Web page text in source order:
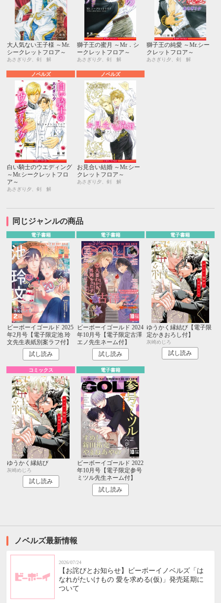
大人気ない王子様 ～Mr.
シークレットフロア～
あさぎり夕、剣 解
獅子王の蜜月 ～Mr．シ
ークレットフロア～
あさぎり夕、剣 解
獅子王の純愛 ～Mr.シー
クレットフロア～
あさぎり夕、剣 解
ノベルズ
白い騎士のウエディング
～Mr.シークレットフロ
ア～
あさぎり夕、剣 解
ノベルズ
お見合い結婚 ～Mr.シー
クレットフロア～
あさぎり夕、剣 解
同じジャンルの商品
電子書籍
ビーボーイゴールド 2025
年2月号【電子限定池 玲
文先生表紙別案ラフ付】
試し読み
電子書籍
ビーボーイゴールド 2024
年10月号【電子限定古澤
エノ先生ネーム付】
試し読み
電子書籍
ゆうかく縁結び【電子限
定かきおろし付】
灰崎めじろ
試し読み
コミックス
ゆうかく縁結び
灰崎めじろ
試し読み
電子書籍
ビーボーイゴールド 2022
年10月号【電子限定参号
ミツル先生ネーム付】
試し読み
ノベルズ最新情報
2026/07/24
【お詫びとお知らせ】ビーボーイノベルズ「は
なれがたいけもの 愛を求める(仮)」発売延期に
ついて